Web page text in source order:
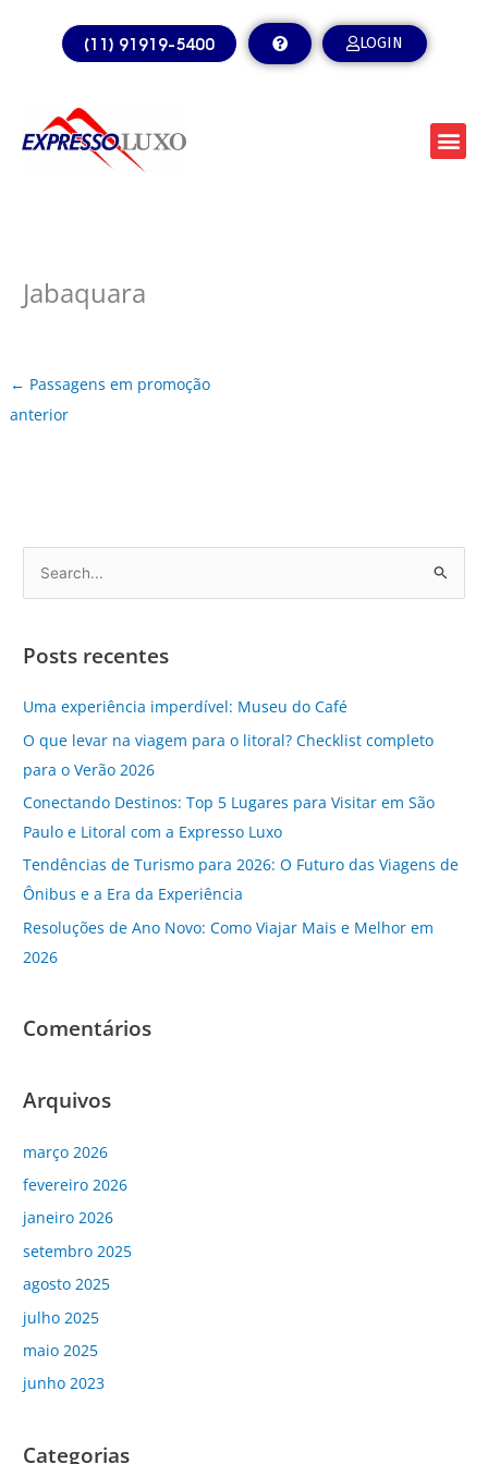
(11) 91919-5400 LOGIN
Jabaquara
← Passagens em promoção
anterior
e
q
s
a
r
p
o
r
:
Posts recentes
Uma experiência imperdível: Museu do Café
O que levar na viagem para o litoral? Checklist completo
para o Verão 2026
Conectando Destinos: Top 5 Lugares para Visitar em São
Paulo e Litoral com a Expresso Luxo
Tendências de Turismo para 2026: O Futuro das Viagens de
Ônibus e a Era da Experiência
Resoluções de Ano Novo: Como Viajar Mais e Melhor em
2026
Comentários
Arquivos
março 2026
fevereiro 2026
janeiro 2026
setembro 2025
agosto 2025
julho 2025
maio 2025
junho 2023
Categorias